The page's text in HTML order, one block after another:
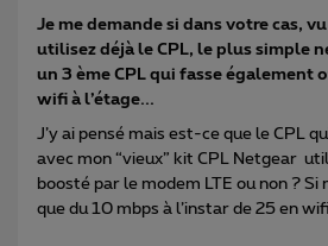
Je me demande si dans votre cas,
utilisez déjà le CPL, le plus simple
un 3 ème CPL qui fasse également
wifi à l’étage...
J’y ai pensé mais est-ce que le CPL
avec mon “vieux” kit CPL Netgear
boosté par le modem LTE ou non ? Si
que du 10 mbps à l’instar de 25 en wifi.